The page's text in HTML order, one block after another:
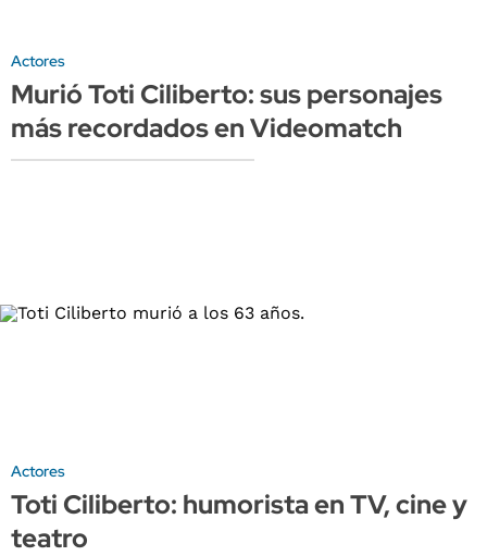
Actores
Murió Toti Ciliberto: sus personajes
más recordados en Videomatch
Actores
Toti Ciliberto: humorista en TV, cine y
teatro